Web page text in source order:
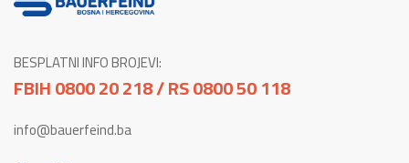
BESPLATNI INFO BROJEVI:
FBIH 0800 20 218 / RS 0800 50 118
info@bauerfeind.ba